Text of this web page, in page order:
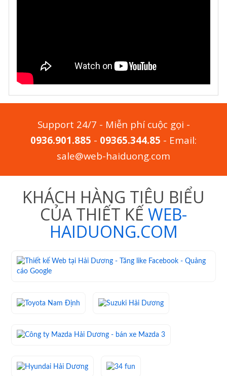
Support 24/7 - Miễn phí cuộc gọi -
0936.901.885 - 09365.344.85 - Email:
sale@web-haiduong.com
KHÁCH HÀNG TIÊU BIỂU
CỦA THIẾT KẾ WEB-
HAIDUONG.COM